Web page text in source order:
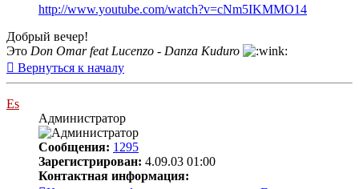
http://www.youtube.com/watch?v=cNm5IKMMO14
Добрый вечер!
Это Don Omar feat Lucenzo - Danza Kuduro
Вернуться к началу
Es
Администратор
Сообщения: 1295
Зарегистрирован: 4.09.03 01:00
Контактная информация: